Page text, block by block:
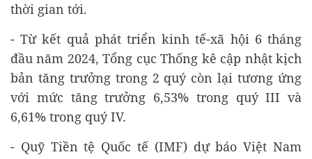
thời gian tới.
- Từ kết quả phát triển kinh tế-xã hội 6 tháng
đầu năm 2024, Tổng cục Thống kê cập nhật kịch
bản tăng trưởng trong 2 quý còn lại tương ứng
với mức tăng trưởng 6,53% trong quý III và
6,61% trong quý IV.
- Quỹ Tiền tệ Quốc tế (IMF) dự báo Việt Nam